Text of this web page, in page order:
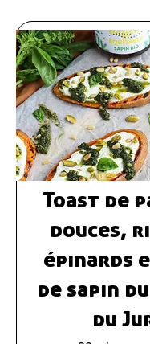
Toast de
douces,
épinards
de sapin
du